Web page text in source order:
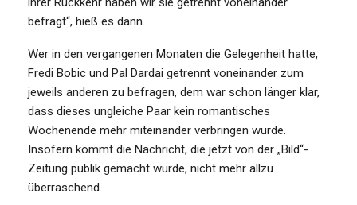
befragt“, hieß es dann.
Wer in den vergangenen Monaten die Gelegenheit hatte,
Fredi Bobic und Pal Dardai getrennt voneinander zum
jeweils anderen zu befragen, dem war schon länger klar,
dass dieses ungleiche Paar kein romantisches
Wochenende mehr miteinander verbringen würde.
Insofern kommt die Nachricht, die jetzt von der „Bild“-
Zeitung publik gemacht wurde, nicht mehr allzu
überraschend.